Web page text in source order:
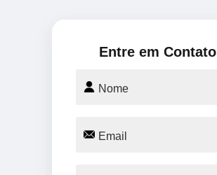
Entre em Contato